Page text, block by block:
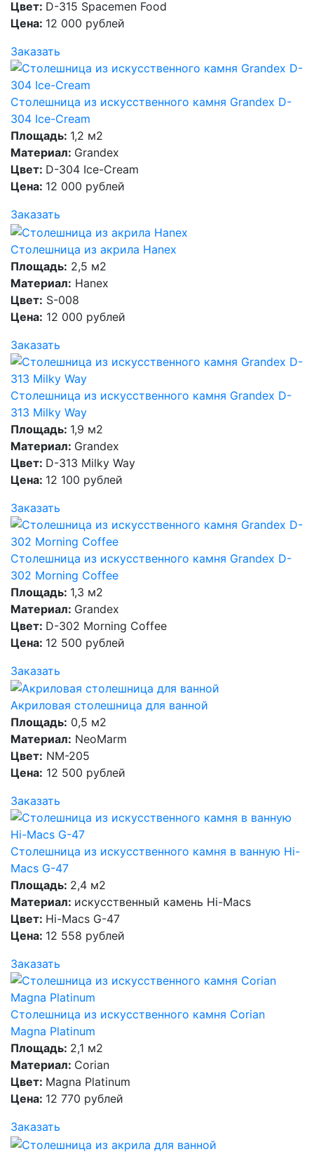
Цвет: D-315 Spacemen Food
Цена: 12 000 рублей
Заказать
Столешница из искусственного камня Grandex D-
304 Ice-Cream
Площадь: 1,2 м2
Материал: Grandex
Цвет: D-304 Ice-Cream
Цена: 12 000 рублей
Заказать
Столешница из акрила Hanex
Площадь: 2,5 м2
Материал: Hanex
Цвет: S-008
Цена: 12 000 рублей
Заказать
Столешница из искусственного камня Grandex D-
313 Milky Way
Площадь: 1,9 м2
Материал: Grandex
Цвет: D-313 Milky Way
Цена: 12 100 рублей
Заказать
Столешница из искусственного камня Grandex D-
302 Morning Coffee
Площадь: 1,3 м2
Материал: Grandex
Цвет: D-302 Morning Coffee
Цена: 12 500 рублей
Заказать
Акриловая столешница для ванной
Площадь: 0,5 м2
Материал: NeoMarm
Цвет: NM-205
Цена: 12 500 рублей
Заказать
Столешница из искусственного камня в ванную Hi-
Macs G-47
Площадь: 2,4 м2
Материал: искусственный камень Hi-Macs
Цвет: Hi-Macs G-47
Цена: 12 558 рублей
Заказать
Столешница из искусственного камня Corian
Magna Platinum
Площадь: 2,1 м2
Материал: Corian
Цвет: Magna Platinum
Цена: 12 770 рублей
Заказать